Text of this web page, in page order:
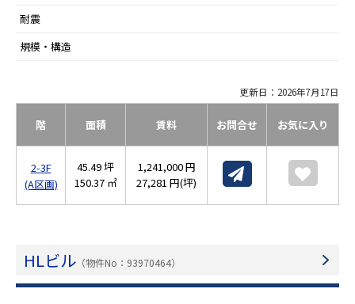
耐震
規模・構造
更新日：2026年7月17日
階 面積 賃料 お問合せ お気に入り
2-3F
(A区画)
45.49 坪
150.37 ㎡
1,241,000 円
27,281 円(坪)
HLビル （物件No：93970464）